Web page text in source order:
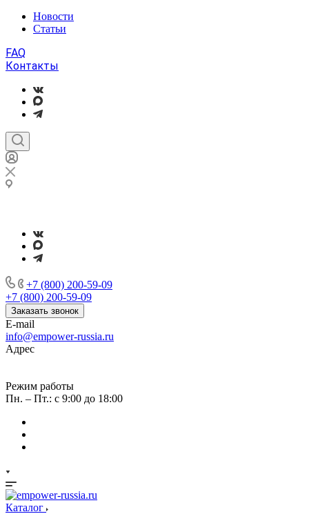
Новости
Статьи
FAQ
Контакты
+7 (800) 200-59-09
+7 (800) 200-59-09
Заказать звонок
E-mail
info@empower-russia.ru
Адрес
Режим работы
Пн. – Пт.: с 9:00 до 18:00
Каталог